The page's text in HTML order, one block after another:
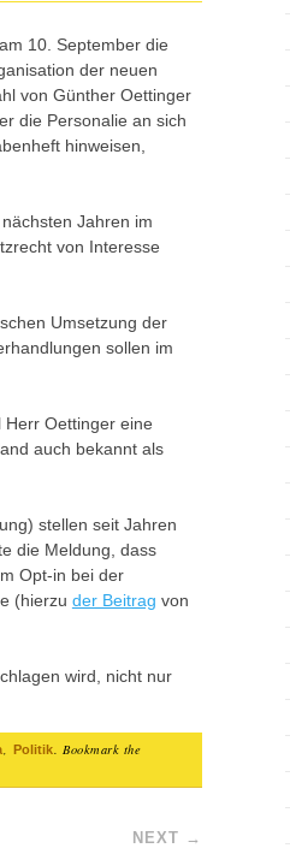
10. September die
der neuen
von Günther Oettinger
die Personalie an sich
hinweisen,
Jahren im
von Interesse
Umsetzung der
sollen im
Oettinger eine
auch bekannt als
stellen seit Jahren
die Meldung, dass
Opt-in bei der
(hierzu der Beitrag von
wird, nicht nur
, Politik. Bookmark the
NEXT →